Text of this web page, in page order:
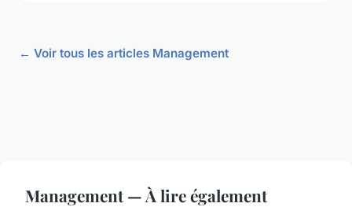
← Voir tous les articles Management
Management — À lire également